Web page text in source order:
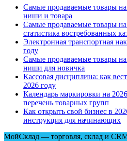
Самые продаваемые товары
ниши и товара
Самые продаваемые товары
статистика востребованных
Электронная транспортная
году
Самые продаваемые товары
ниши для новичка
Кассовая дисциплина: как
2026 году
Календарь маркировки на
перечень товарных групп
Как открыть свой бизнес в
инструкция для начинающих
МойСклад — торговля, склад и